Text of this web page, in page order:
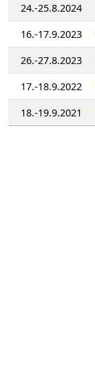
24.-25.8.2024
16.-17.9.2023
26.-27.8.2023
17.-18.9.2022
18.-19.9.2021